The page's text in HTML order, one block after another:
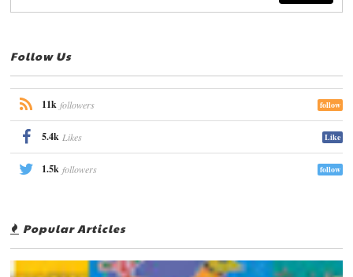
Follow Us
11k followers follow
5.4k Likes Like
1.5k followers follow
Popular Articles